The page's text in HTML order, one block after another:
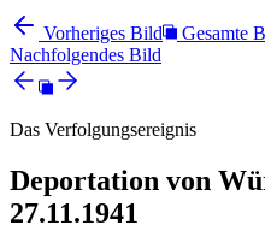
Vorheriges Bild
Gesamte
Nachfolgendes Bild
Das Verfolgungsereignis
Deportation von
27.11.1941